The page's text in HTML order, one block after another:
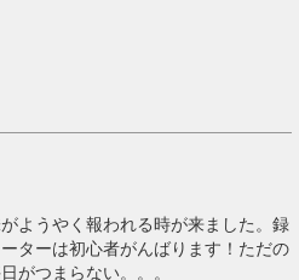
ようやく報われる時が来ました。録
ターは初心者がんばります！ただの
がつまらない。。。